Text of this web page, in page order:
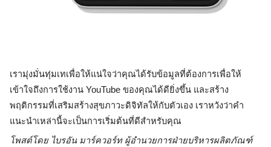
เรามุ่งมั่นทุ่มเทเพื่อให้แน่ใจว่าคุณได้รับข้อมูลที่ต้องการเพื่อให้
เข้าใจถึงการใช้งาน YouTube ของคุณได้ดียิ่งขึ้น และสร้าง
พฤติกรรมที่เสริมสร้างสุขภาวะดิจิทัลให้กับตัวเอง เราหวังว่าคำ
แนะนำเหล่านี้จะเป็นการเริ่มต้นที่ดีสำหรับคุณ
โพสต์โดย ไบรอัน มาร์ควอร์ท ผู้อำนวยการฝ่ายบริหารผลิตภัณฑ์